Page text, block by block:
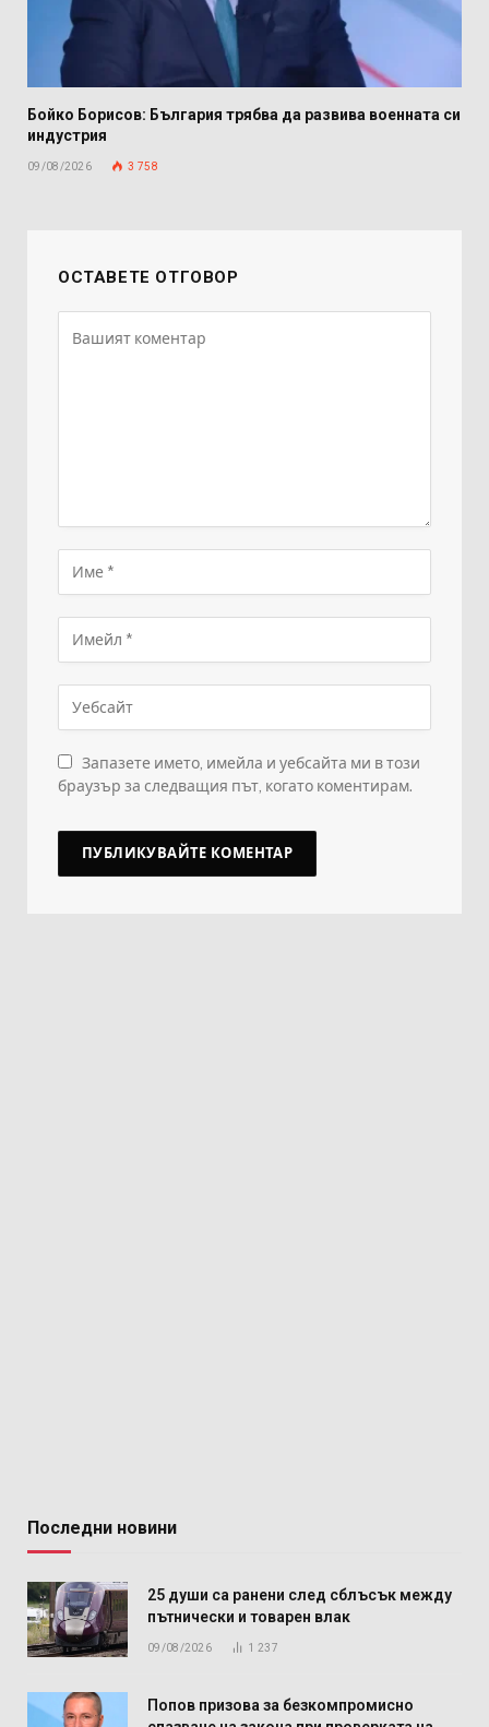
Бойко Борисов: България трябва да развива военната си
индустрия
09/08/2026 3 758
ОСТАВЕТЕ ОТГОВОР
Запазете името, имейла и уебсайта ми в този
браузър за следващия път, когато коментирам.
Последни новини
25 души са ранени след сблъсък между
пътнически и товарен влак
09/08/2026 1 237
Попов призова за безкомпромисно